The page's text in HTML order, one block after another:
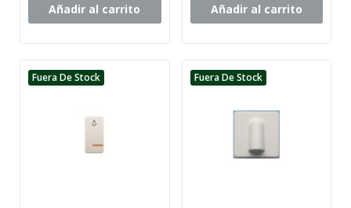
Añadir al carrito Añadir al carrito
Fuera De Stock Fuera De Stock